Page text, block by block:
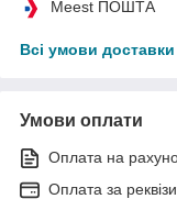
Meest ПОШТА
Всі умови доставки
Умови оплати
Оплата на
Оплата за